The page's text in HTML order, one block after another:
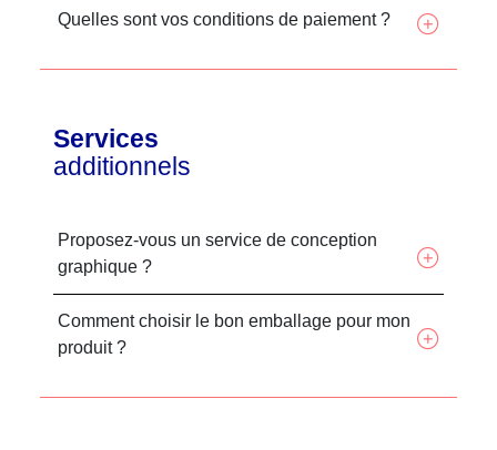
Quelles sont vos conditions de paiement ?
Services
additionnels
Proposez-vous un service de conception
graphique ?
Comment choisir le bon emballage pour mon
produit ?